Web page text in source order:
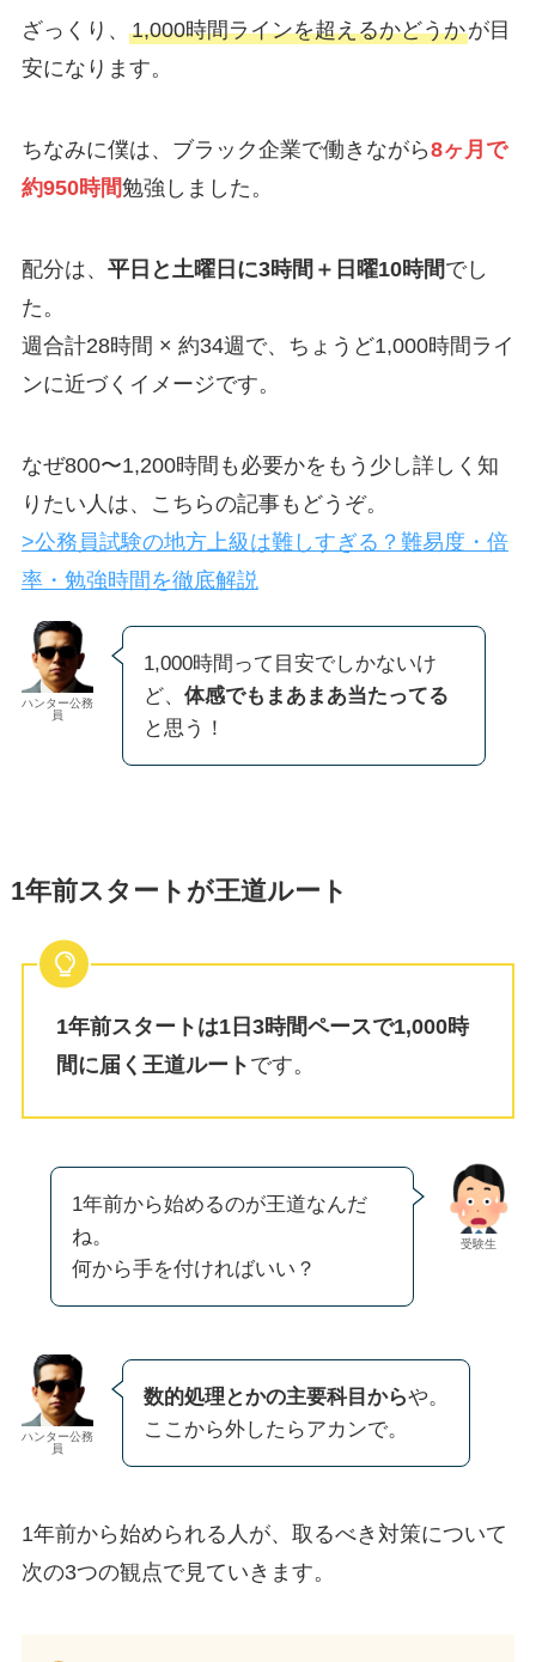
ざっくり、 1,000時間ラインを超えるかどうかが目
安になります。
ちなみに僕は、ブラック企業で働きながら8ヶ月で
約950時間勉強しました。
配分は、 平日と土曜日に3時間＋日曜10時間でし
た。
週合計28時間 × 約34週で、ちょうど1,000時間ライ
ンに近づくイメージです。
なぜ800〜1,200時間も必要かをもう少し詳しく知
りたい人は、こちらの記事もどうぞ。
>公務員試験の地方上級は難しすぎる？難易度・倍
率・勉強時間を徹底解説
ハンター公務
員
1,000時間って目安でしかないけ
ど、 体感でもまあまあ当たってる
と思う！
1年前スタートが王道ルート
1年前スタートは1日3時間ペースで1,000時
間に届く王道ルート です。
受験生
1年前から始めるのが王道なんだ
ね。
何から手を付ければいい？
ハンター公務
員
数的処理とかの主要科目からや。
ここから外したらアカンで。
1年前から始められる人が、取るべき対策について
次の3つの観点で見ていきます。